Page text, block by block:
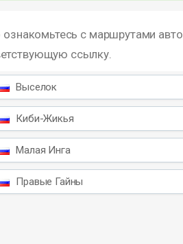
с маршрутами
ссылку.
Выселок
Киби-Жикья
Малая Инга
Правые Гайны